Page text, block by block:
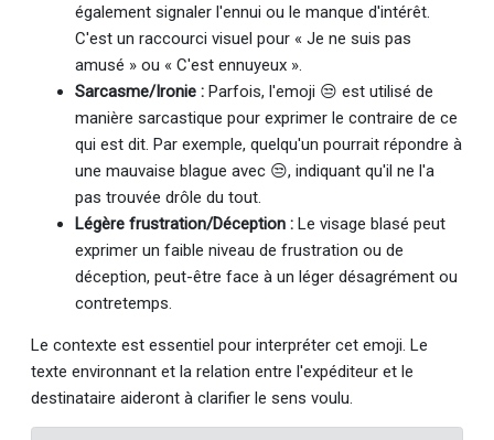
également signaler l'ennui ou le manque d'intérêt.
C'est un raccourci visuel pour « Je ne suis pas
amusé » ou « C'est ennuyeux ».
Sarcasme/Ironie : Parfois, l'emoji 😒 est utilisé de
manière sarcastique pour exprimer le contraire de ce
qui est dit. Par exemple, quelqu'un pourrait répondre à
une mauvaise blague avec 😒, indiquant qu'il ne l'a
pas trouvée drôle du tout.
Légère frustration/Déception : Le visage blasé peut
exprimer un faible niveau de frustration ou de
déception, peut-être face à un léger désagrément ou
contretemps.
Le contexte est essentiel pour interpréter cet emoji. Le
texte environnant et la relation entre l'expéditeur et le
destinataire aideront à clarifier le sens voulu.